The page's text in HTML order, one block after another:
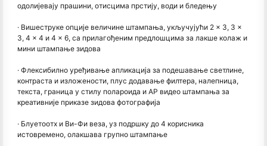
одолијевају прашини, отисцима прстију, води и бледењу
· Вишеструке опције величине штампања, укључујући 2 × 3, 3 ×
3, 4 × 4 и 4 × 6, са прилагођеним предлошцима за лакше колаж и
мини штампање зидова
· Флексибилно уређивање апликација за подешавање светлине,
контраста и изложености, плус додавање филтера, налепница,
текста, граница у стилу полароида и АР видео штампања за
креативније приказе зидова фотографија
· Блуетоотх и Ви-Фи веза, уз подршку до 4 корисника
истовремено, олакшава групно штампање